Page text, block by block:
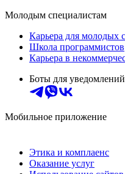
Молодым специалистам
Карьера для молодых
Школа программистов
Карьера в
Боты для уведомлений
Мобильное приложение
Этика и комплаенс
Оказание услуг